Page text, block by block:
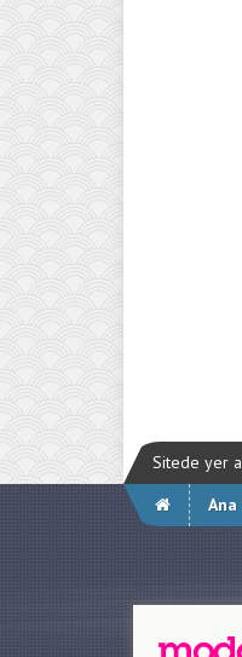
Sitede yer